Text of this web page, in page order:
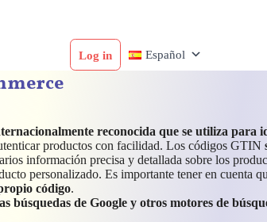
Log in Español
reconocida que se utiliza para
productos con facilidad. Los códigos GTIN
información precisa y detallada sobre los
personalizado. Es importante tener en cuenta
código.
búsquedas de Google y otros motores de